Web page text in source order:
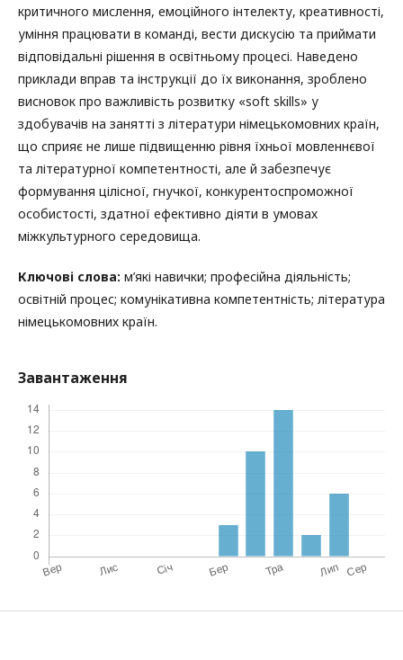
критичного мислення, емоційного інтелекту, креативності,
уміння працювати в команді, вести дискусію та приймати
відповідальні рішення в освітньому процесі. Наведено
приклади вправ та інструкції до їх виконання, зроблено
висновок про важливість розвитку «soft skills» у
здобувачів на занятті з літератури німецькомовних країн,
що сприяє не лише підвищенню рівня їхньої мовленнєвої
та літературної компетентності, але й забезпечує
формування цілісної, гнучкої, конкурентоспроможної
особистості, здатної ефективно діяти в умовах
міжкультурного середовища.
Ключові слова: м’які навички; професійна діяльність;
освітній процес; комунікативна компетентність; література
німецькомовних країн.
Завантаження